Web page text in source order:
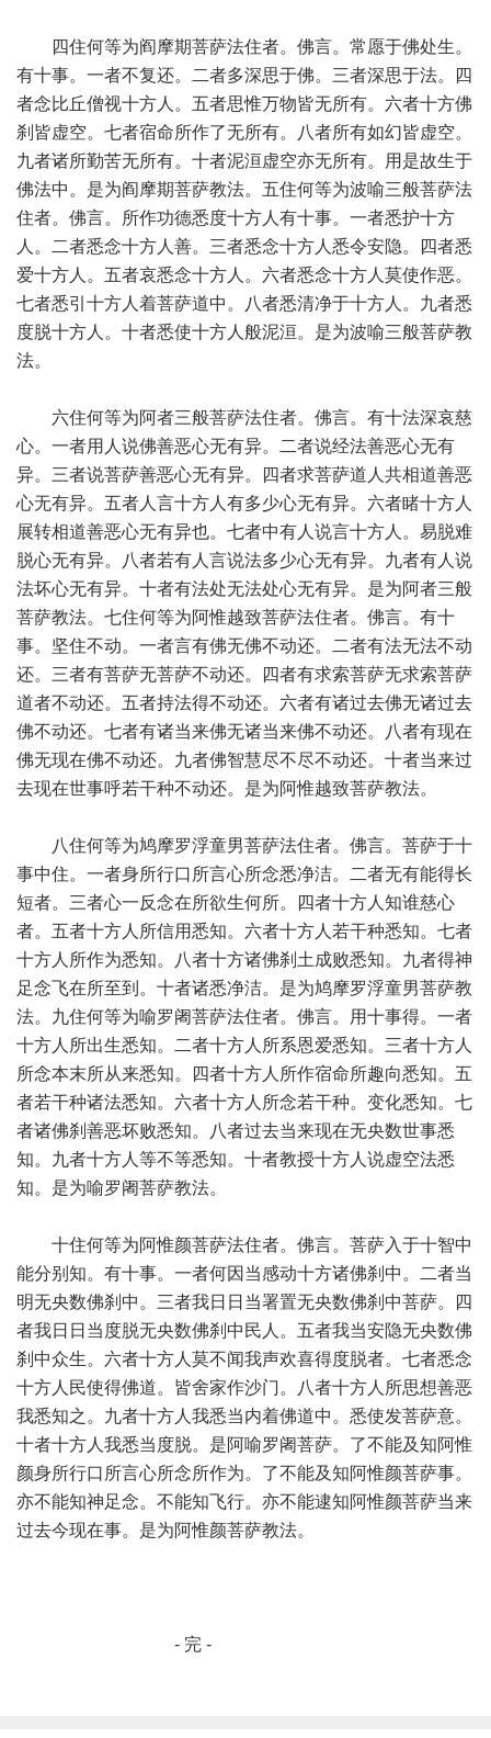
四住何等为阎摩期菩萨法住者。佛言。常愿于佛处生。
有十事。一者不复还。二者多深思于佛。三者深思于法。四
者念比丘僧视十方人。五者思惟万物皆无所有。六者十方佛
刹皆虚空。七者宿命所作了无所有。八者所有如幻皆虚空。
九者诸所勤苦无所有。十者泥洹虚空亦无所有。用是故生于
佛法中。是为阎摩期菩萨教法。五住何等为波喻三般菩萨法
住者。佛言。所作功德悉度十方人有十事。一者悉护十方
人。二者悉念十方人善。三者悉念十方人悉令安隐。四者悉
爱十方人。五者哀悉念十方人。六者悉念十方人莫使作恶。
七者悉引十方人着菩萨道中。八者悉清净于十方人。九者悉
度脱十方人。十者悉使十方人般泥洹。是为波喻三般菩萨教
法。
六住何等为阿者三般菩萨法住者。佛言。有十法深哀慈
心。一者用人说佛善恶心无有异。二者说经法善恶心无有
异。三者说菩萨善恶心无有异。四者求菩萨道人共相道善恶
心无有异。五者人言十方人有多少心无有异。六者睹十方人
展转相道善恶心无有异也。七者中有人说言十方人。易脱难
脱心无有异。八者若有人言说法多少心无有异。九者有人说
法坏心无有异。十者有法处无法处心无有异。是为阿者三般
菩萨教法。七住何等为阿惟越致菩萨法住者。佛言。有十
事。坚住不动。一者言有佛无佛不动还。二者有法无法不动
还。三者有菩萨无菩萨不动还。四者有求索菩萨无求索菩萨
道者不动还。五者持法得不动还。六者有诸过去佛无诸过去
佛不动还。七者有诸当来佛无诸当来佛不动还。八者有现在
佛无现在佛不动还。九者佛智慧尽不尽不动还。十者当来过
去现在世事呼若干种不动还。是为阿惟越致菩萨教法。
八住何等为鸠摩罗浮童男菩萨法住者。佛言。菩萨于十
事中住。一者身所行口所言心所念悉净洁。二者无有能得长
短者。三者心一反念在所欲生何所。四者十方人知谁慈心
者。五者十方人所信用悉知。六者十方人若干种悉知。七者
十方人所作为悉知。八者十方诸佛刹土成败悉知。九者得神
足念飞在所至到。十者诸悉净洁。是为鸠摩罗浮童男菩萨教
法。九住何等为喻罗阇菩萨法住者。佛言。用十事得。一者
十方人所出生悉知。二者十方人所系恩爱悉知。三者十方人
所念本末所从来悉知。四者十方人所作宿命所趣向悉知。五
者若干种诸法悉知。六者十方人所念若干种。变化悉知。七
者诸佛刹善恶坏败悉知。八者过去当来现在无央数世事悉
知。九者十方人等不等悉知。十者教授十方人说虚空法悉
知。是为喻罗阇菩萨教法。
十住何等为阿惟颜菩萨法住者。佛言。菩萨入于十智中
能分别知。有十事。一者何因当感动十方诸佛刹中。二者当
明无央数佛刹中。三者我日日当署置无央数佛刹中菩萨。四
者我日日当度脱无央数佛刹中民人。五者我当安隐无央数佛
刹中众生。六者十方人莫不闻我声欢喜得度脱者。七者悉念
十方人民使得佛道。皆舍家作沙门。八者十方人所思想善恶
我悉知之。九者十方人我悉当内着佛道中。悉使发菩萨意。
十者十方人我悉当度脱。是阿喻罗阇菩萨。了不能及知阿惟
颜身所行口所言心所念所作为。了不能及知阿惟颜菩萨事。
亦不能知神足念。不能知飞行。亦不能逮知阿惟颜菩萨当来
过去今现在事。是为阿惟颜菩萨教法。
- 完 -